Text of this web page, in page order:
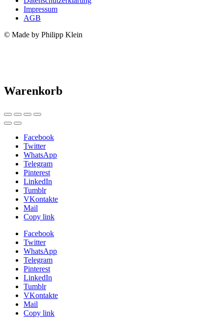
Impressum
AGB
© Made by Philipp Klein
Warenkorb
Facebook
Twitter
WhatsApp
Telegram
Pinterest
LinkedIn
Tumblr
VKontakte
Mail
Copy link
Facebook
Twitter
WhatsApp
Telegram
Pinterest
LinkedIn
Tumblr
VKontakte
Mail
Copy link